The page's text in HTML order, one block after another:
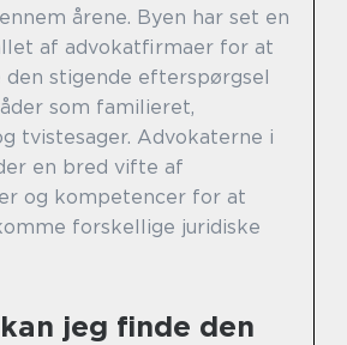
årene. Byen har set en
af advokatfirmaer for at
den stigende efterspørgsel
som familieret,
tvistesager. Advokaterne i
en bred vifte af
og kompetencer for at
forskellige juridiske
jeg finde den